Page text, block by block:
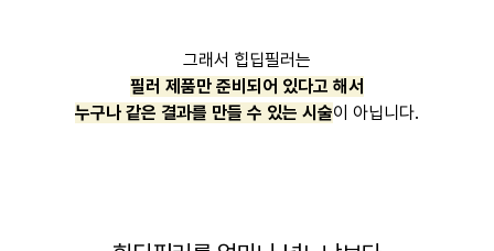
그래서 힙딥필러는
필러 제품만 준비되어 있다고 해서
누구나 같은 결과를 만들 수 있는 시술이 아닙니다.